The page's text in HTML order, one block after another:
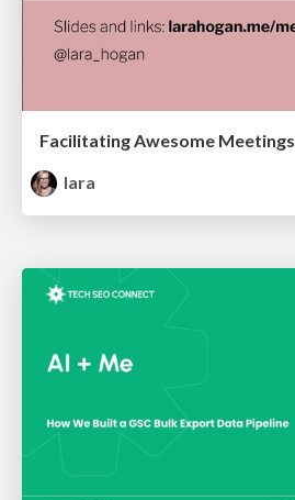
Facilitating Awesome Meetings
lara